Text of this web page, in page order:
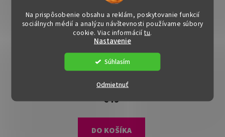
Na prispôsobenie obsahu a reklám, poskytovanie funkcií
sociálnych médií a analýzu návštevnosti používame súbory
cookie. Viac informáciítu.
Nastavenie
Odmietnuť
Súhlasím
Jedálenská stolička -
ASTRO, Hnedá látka
€49
DO KOŠÍKA